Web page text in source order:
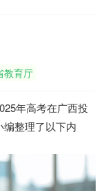
教育厅
年高考在广西投
整理了以下内